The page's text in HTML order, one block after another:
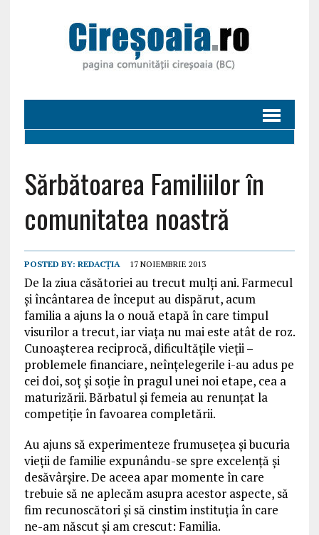
Sărbătoarea Familiilor în
comunitatea noastră
POSTED BY: REDACȚIA 17 NOIEMBRIE 2013
De la ziua căsătoriei au trecut mulți ani. Farmecul
și încântarea de început au dispărut, acum
familia a ajuns la o nouă etapă în care timpul
visurilor a trecut, iar viața nu mai este atât de roz.
Cunoașterea reciprocă, dificultățile vieții –
problemele financiare, neînțelegerile i-au adus pe
cei doi, soț și soție în pragul unei noi etape, cea a
maturizării. Bărbatul și femeia au renunțat la
competiție în favoarea completării.
Au ajuns să experimenteze frumusețea și bucuria
vieții de familie expunându-se spre excelență și
desăvârșire. De aceea apar momente în care
trebuie să ne aplecăm asupra acestor aspecte, să
fim recunoscători și să cinstim instituția în care
ne-am născut și am crescut: Familia.